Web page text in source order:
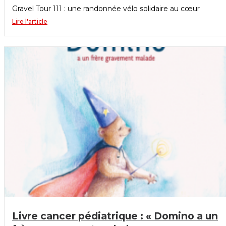
Gravel Tour 111 : une randonnée vélo solidaire au cœur
Lire l'article
Livre cancer pédiatrique : « Domino a un